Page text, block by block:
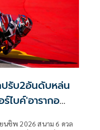
ปรับ2อันดับหล่น
ไบค์'อารากอ
นชิพ 2026 สนาม 6 ดวล